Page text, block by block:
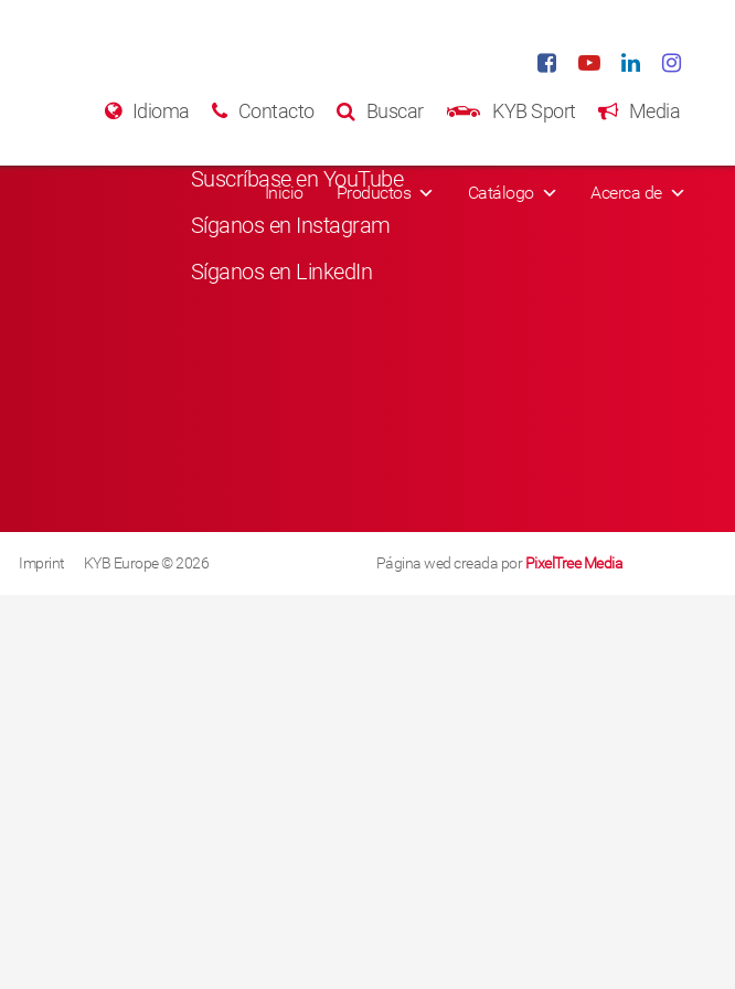
Idioma Contacto Buscar KYB Sport Media
Inicio Productos Catálogo Acerca de
Suscríbase en YouTube
Síganos en Instagram
Síganos en LinkedIn
Imprint KYB Europe © 2026 Página wed creada porPixelTree Media